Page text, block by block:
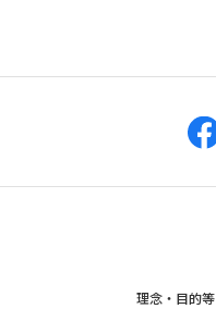
理念・目的等